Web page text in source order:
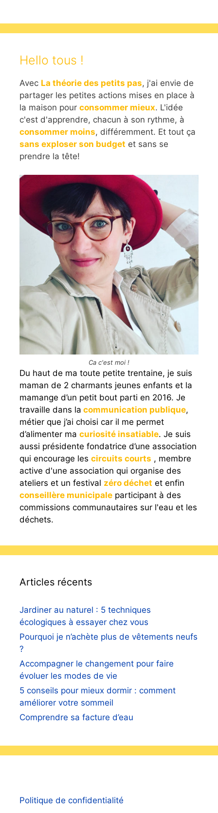
Hello tous !
Avec La théorie des petits pas, j'ai envie de
partager les petites actions mises en place à
la maison pour consommer mieux. L'idée
c'est d'apprendre, chacun à son rythme, à
consommer moins, différemment. Et tout ça
sans exploser son budget et sans se
prendre la tête!
Ca c'est moi !
Du haut de ma toute petite trentaine, je suis
maman de 2 charmants jeunes enfants et la
mamange d’un petit bout parti en 2016. Je
travaille dans la communication publique,
métier que j’ai choisi car il me permet
d’alimenter ma curiosité insatiable. Je suis
aussi présidente fondatrice d’une association
qui encourage les circuits courts , membre
active d'une association qui organise des
ateliers et un festival zéro déchet et enfin
conseillère municipale participant à des
commissions communautaires sur l'eau et les
déchets.
Articles récents
Jardiner au naturel : 5 techniques
écologiques à essayer chez vous
Pourquoi je n’achète plus de vêtements neufs
?
Accompagner le changement pour faire
évoluer les modes de vie
5 conseils pour mieux dormir : comment
améliorer votre sommeil
Comprendre sa facture d’eau
Politique de confidentialité